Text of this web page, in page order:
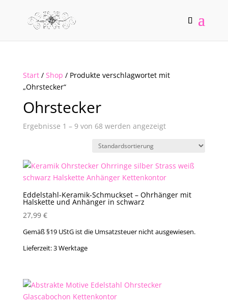
Start/ Shop / Produkte verschlagwortet mit
„Ohrstecker“
Ohrstecker
Ergebnisse 1 – 9 von 68 werden angezeigt
Eddelstahl-Keramik-Schmuckset – Ohrhänger mit
Halskette und Anhänger in schwarz
27,99 €
Gemäß §19 UStG ist die Umsatzsteuer nicht ausgewiesen.
Lieferzeit:3 Werktage